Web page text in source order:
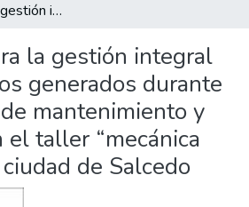
Propuesta para la gestión integral de los residuos generados durante los procesos de mantenimiento y reparación en el taller “mecánica diesel”, en la ciudad de Salcedo
la gestión integral
generados durante
mantenimiento y
el taller “mecánica
de Salcedo